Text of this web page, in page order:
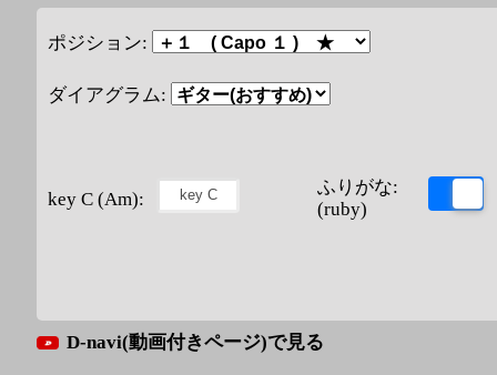
ポジション:
ダイアグラム:
key C (Am):
ふりがな:
(ruby)
D-navi(動画付きページ)で見る